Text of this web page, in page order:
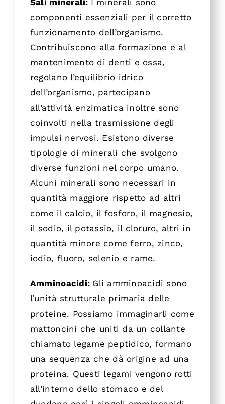
Sali minerali: I minerali sono
componenti essenziali per il corretto
funzionamento dell’organismo.
Contribuiscono alla formazione e al
mantenimento di denti e ossa,
regolano l’equilibrio idrico
dell’organismo, partecipano
all’attività enzimatica inoltre sono
coinvolti nella trasmissione degli
impulsi nervosi. Esistono diverse
tipologie di minerali che svolgono
diverse funzioni nel corpo umano.
Alcuni minerali sono necessari in
quantità maggiore rispetto ad altri
come il calcio, il fosforo, il magnesio,
il sodio, il potassio, il cloruro, altri in
quantità minore come ferro, zinco,
iodio, fluoro, selenio e rame.
Amminoacidi: Gli amminoacidi sono
l’unità strutturale primaria delle
proteine. Possiamo immaginarli come
mattoncini che uniti da un collante
chiamato legame peptidico, formano
una sequenza che dà origine ad una
proteina. Questi legami vengono rotti
all’interno dello stomaco e del